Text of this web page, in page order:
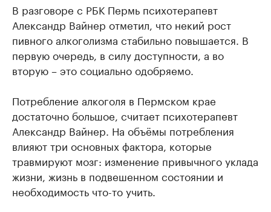
В разговоре с РБК Пермь психотерапевт
Александр Вайнер отметил, что некий рост
пивного алкоголизма стабильно повышается. В
первую очередь, в силу доступности, а во
вторую – это социально одобряемо.
Потребление алкоголя в Пермском крае
достаточно большое, считает психотерапевт
Александр Вайнер. На объёмы потребления
влияют три основных фактора, которые
травмируют мозг: изменение привычного уклада
жизни, жизнь в подвешенном состоянии и
необходимость что-то учить.